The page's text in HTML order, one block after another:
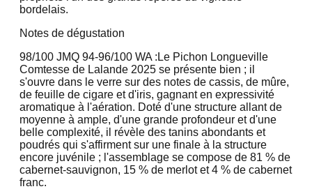
bordelais.
Notes de dégustation
98/100 JMQ 94-96/100 WA : Le Pichon Longueville
Comtesse de Lalande 2025 se présente bien ; il
s'ouvre dans le verre sur des notes de cassis, de mûre,
de feuille de cigare et d'iris, gagnant en expressivité
aromatique à l'aération. Doté d'une structure allant de
moyenne à ample, d'une grande profondeur et d'une
belle complexité, il révèle des tanins abondants et
poudrés qui s'affirment sur une finale à la structure
encore juvénile ; l'assemblage se compose de 81 % de
cabernet-sauvignon, 15 % de merlot et 4 % de cabernet
franc.